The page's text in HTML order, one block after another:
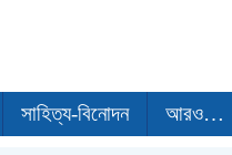
সাহিত্য-বিনোদন আরও…